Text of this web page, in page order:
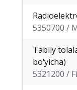
5350700 /
Tabiiy
bo‘yicha)
5321200 /